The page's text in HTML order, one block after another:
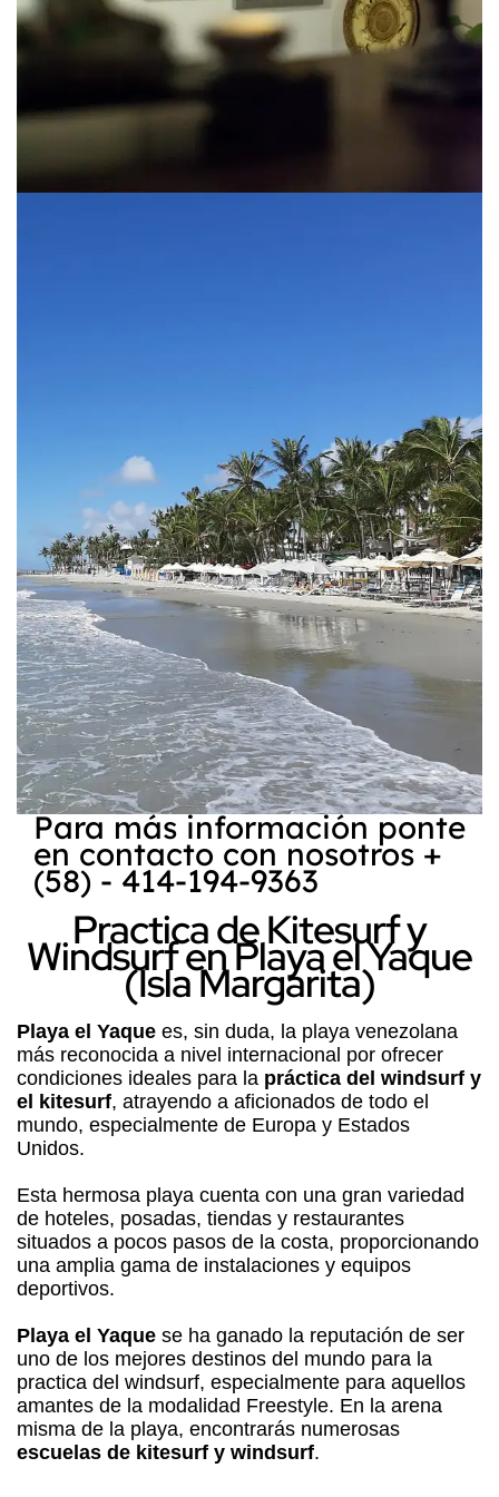
Para más información ponte
en contacto con nosotros +
(58) - 414-194-9363
Practica de Kitesurf y
Windsurf en Playa el Yaque
(Isla Margarita)
Playa el Yaque es, sin duda, la playa venezolana
más reconocida a nivel internacional por ofrecer
condiciones ideales para la práctica del windsurf y
el kitesurf, atrayendo a aficionados de todo el
mundo, especialmente de Europa y Estados
Unidos.
Esta hermosa playa cuenta con una gran variedad
de hoteles, posadas, tiendas y restaurantes
situados a pocos pasos de la costa, proporcionando
una amplia gama de instalaciones y equipos
deportivos.
Playa el Yaque se ha ganado la reputación de ser
uno de los mejores destinos del mundo para la
practica del windsurf, especialmente para aquellos
amantes de la modalidad Freestyle. En la arena
misma de la playa, encontrarás numerosas
escuelas de kitesurf y windsurf.